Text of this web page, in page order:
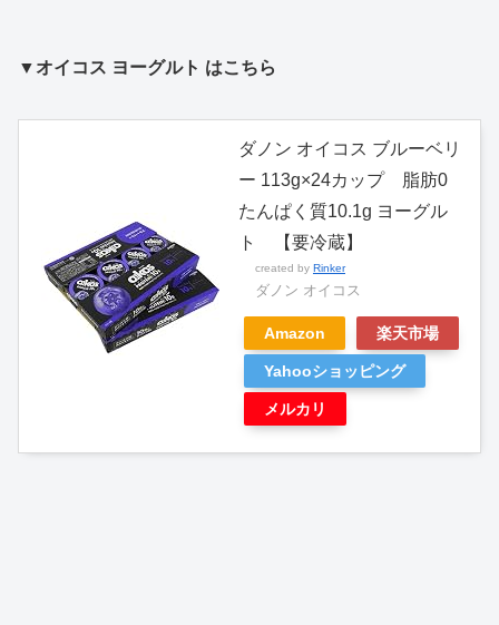
▼オイコス ヨーグルト はこちら
ダノン オイコス ブルーベリ
ー 113g×24カップ 脂肪0
たんぱく質10.1g ヨーグル
ト 【要冷蔵】
created by Rinker
ダノン オイコス
Amazon 楽天市場
Yahooショッピング
メルカリ